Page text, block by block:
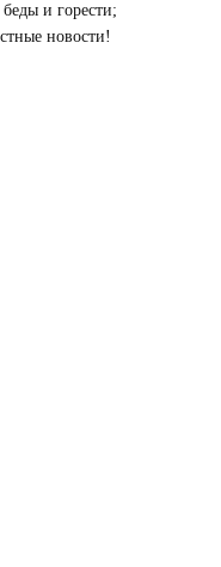
и горести;
новости!